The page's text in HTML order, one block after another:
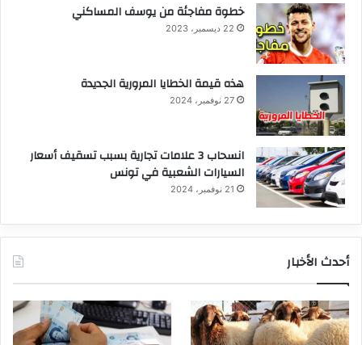
خطوة مفاجئة من يوسف المساكني
22 ديسمبر، 2023
هذه قيمة الخطايا المرورية الجديدة
27 نوفمبر، 2024
انسحاب 3 علامات تجارية بسبب تسقيف أسعار
السيارات الشعبية في تونس
21 نوفمبر، 2024
أحدث الأخبار